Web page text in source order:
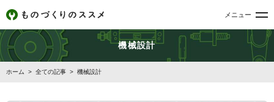
メニュー
機械設計
ホーム > 全ての記事 > 機械設計